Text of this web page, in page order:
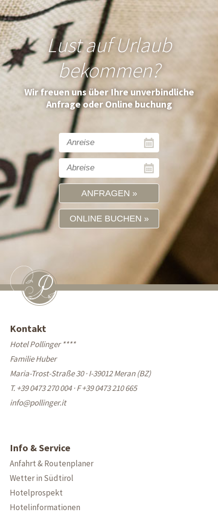
Lust auf Urlaub
bekommen?
Wir freuen uns über Ihre unverbindliche
Anfrage oder Online buchung
ANFRAGEN
ONLINE BUCHEN
Kontakt
Hotel Pollinger ****
Familie Huber
Maria-Trost-Straße 30 · I-39012 Meran (BZ)
T. +39 0473 270 004·F +39 0473 210 665
info@pollinger.it
Info & Service
Anfahrt & Routenplaner
Wetter in Südtirol
Hotelprospekt
Hotelinformationen